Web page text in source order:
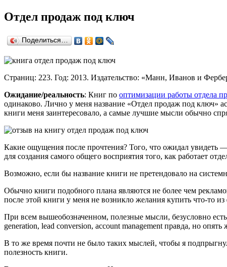
Отдел продаж под ключ
Поделиться…
Страниц: 223. Год: 2013. Издательство: «Манн, Иванов и
Ожидание/реальность: Книг по оптимизации работы отдела
одинаково. Лично у меня название «Отдел продаж под ключ»
книги меня заинтересовало, а самые лучшие мысли обычно
Какие ощущения после прочтения? Того, что ожидал увидеть
для создания самого общего восприятия того, как работает
Возможно, если бы название книги не претендовало на
Обычно книги подобного плана являются не более чем
после этой книги у меня не возникло желания купить что-то
При всем вышеобозначенном, полезные мысли, безусловно
generation, lead conversion, account management правда, но
В то же время почти не было таких мыслей, чтобы я
полезность книги.